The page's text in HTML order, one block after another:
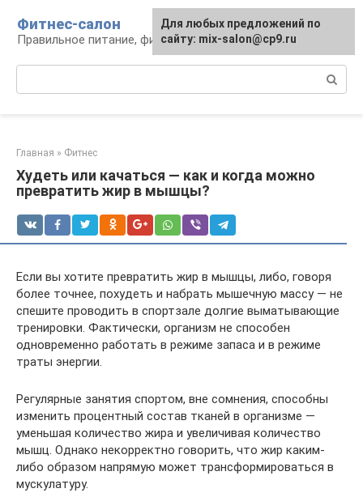
контенту
Фитнес-салон
Правильное питание, фитнес, образ жизни
Главная » Фитнес
Худеть или качаться — как и когда можно
превратить жир в мышцы?
Если вы хотите превратить жир в мышцы, либо, говоря
более точнее, похудеть и набрать мышечную массу — не
спешите проводить в спортзале долгие выматывающие
тренировки. Фактически, организм не способен
одновременно работать в режиме запаса и в режиме
траты энергии.
Регулярные занятия спортом, вне сомнения, способны
изменить процентный состав тканей в организме —
уменьшая количество жира и увеличивая количество
мышц. Однако некорректно говорить, что жир каким-
либо образом напрямую может трансформироваться в
мускулатуру.
Для любых предложений по
сайту: mix-salon@cp9.ru